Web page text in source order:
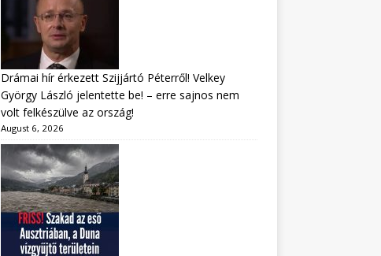
Drámai hír érkezett Szijjártó Péterről! Velkey
György László jelentette be! – erre sajnos nem
volt felkészülve az ország!
August 6, 2026